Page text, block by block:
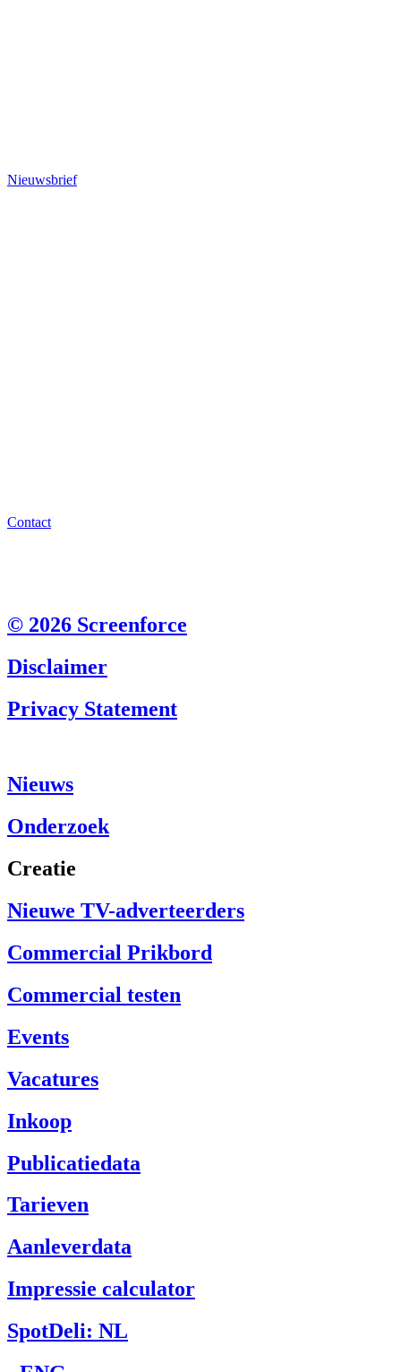
Nieuwsbrief
Contact
© 2026 Screenforce
Disclaimer
Privacy Statement
Nieuws
Onderzoek
Creatie
Nieuwe TV-adverteerders
Commercial Prikbord
Commercial testen
Events
Vacatures
Inkoop
Publicatiedata
Tarieven
Aanleverdata
Impressie calculator
SpotDeli: NL